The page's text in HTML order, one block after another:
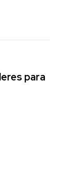
para